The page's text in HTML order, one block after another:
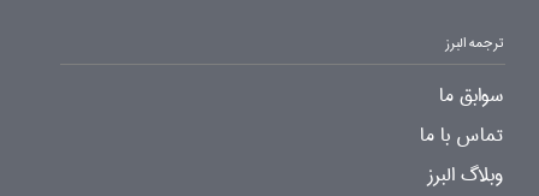
ترجمه البرز
سوابق ما
تماس با ما
وبلاگ البرز